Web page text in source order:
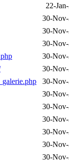
22-
30-
30-
30-
30-
30-
30-
30-
30-
30-
30-
30-
30-